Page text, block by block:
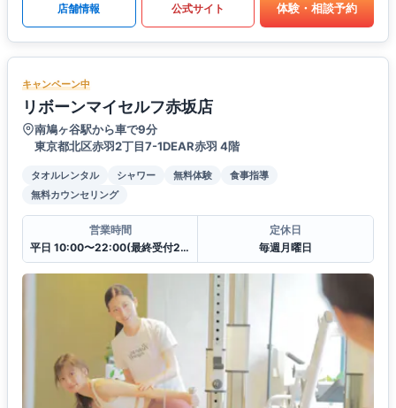
店舗情報 公式サイト 体験・相談予約
キャンペーン中
リボーンマイセルフ赤坂店
南鳩ヶ谷駅から車で9分
東京都北区赤羽2丁目7-1DEAR赤羽 4階
タオルレンタル シャワー 無料体験
食事指導
無料カウンセリング
営業時間
平日 10:00〜22:00(最終受付21:00)
定休日
毎週月曜日